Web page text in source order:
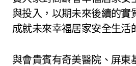
與投入，以期未來後續的實
成就未來幸福居家安全生活
與會貴賓有奇美醫院、屏東